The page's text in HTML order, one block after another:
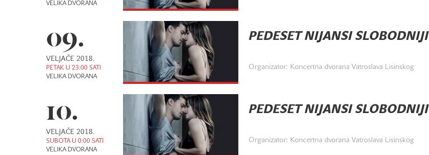
VELIKA DVORANA
09.
VELJAČE 2018.
PETAK U 23:00 SATI
VELIKA DVORANA
PEDESET NIJANSI SLOBODNIJI
Organizator: Koncertna dvorana Vatroslava Lisinskog
10.
VELJAČE 2018.
SUBOTA U 0:00 SATI
VELIKA DVORANA
PEDESET NIJANSI SLOBODNIJI
Organizator: Koncertna dvorana Vatroslava Lisinskog